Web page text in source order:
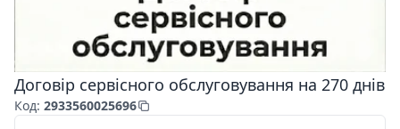
Договір сервісного обслуговування на 270 днів
Код: 2933560025696